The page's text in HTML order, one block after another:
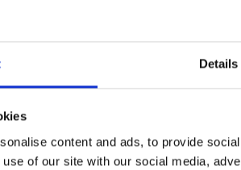
Details
content and ads, to provide
of our site with our social media,